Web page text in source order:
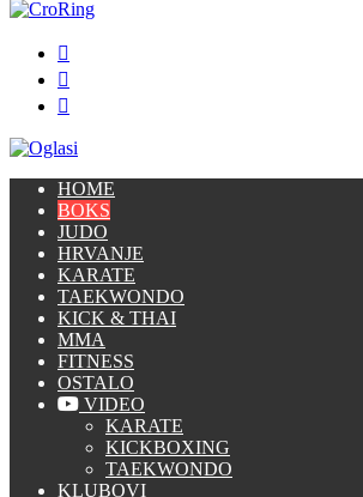
HOME
BOKS
JUDO
HRVANJE
KARATE
TAEKWONDO
KICK & THAI
MMA
FITNESS
OSTALO
VIDEO
KARATE
KICKBOXING
TAEKWONDO
KLUBOVI